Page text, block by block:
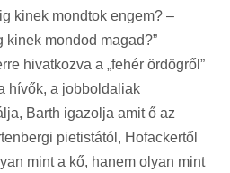
kinek mondtok engem? –
kinek mondod magad?”
hivatkozva a „fehér ördögről”
hívők, a jobboldaliak
Barth igazolja amit ő az
pietistától, Hofackertől
mint a kő, hanem olyan mint